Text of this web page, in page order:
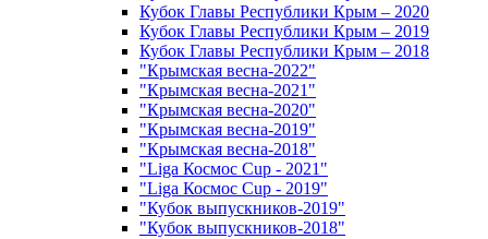
Кубок Главы Республики Крым – 2020
Кубок Главы Республики Крым – 2019
Кубок Главы Республики Крым – 2018
"Крымская весна-2022"
"Крымская весна-2021"
"Крымская весна-2020"
"Крымская весна-2019"
"Крымская весна-2018"
"Liga Космос Cup - 2021"
"Liga Космос Cup - 2019"
"Кубок выпускников-2019"
"Кубок выпускников-2018"